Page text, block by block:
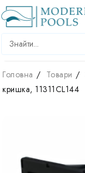
Перейти
до
вмісту
Головна Товари
кришка, 11311CL144